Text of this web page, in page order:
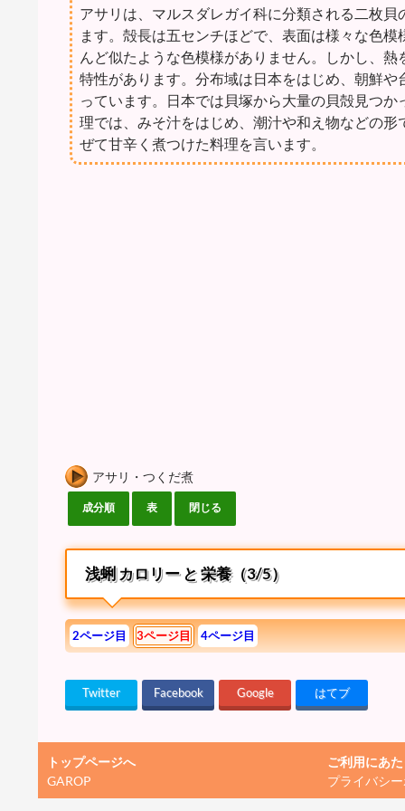
アサリは、マルスダレガイ科に分類される二枚
ます。殻長は五センチほどで、表面は様々な色
んど似たような色模様がありません。しかし、
特性があります。分布域は日本をはじめ、朝鮮
っています。日本では貝塚から大量の貝殻見つ
理では、みそ汁をはじめ、潮汁や和え物などの
ぜて甘辛く煮つけた料理を言います。
アサリ・つくだ煮
浅蜊 カロリー と 栄養（3/5）
2ページ目 3ページ目 4ページ目
Twitter Facebook Google はてブ
トップページへ
GAROP
ご利用にあ
プライバシ